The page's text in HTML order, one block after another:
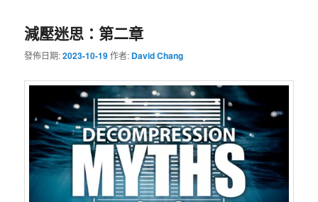
減壓迷思：第二章
發佈日期:2023-10-19作者: David Chang